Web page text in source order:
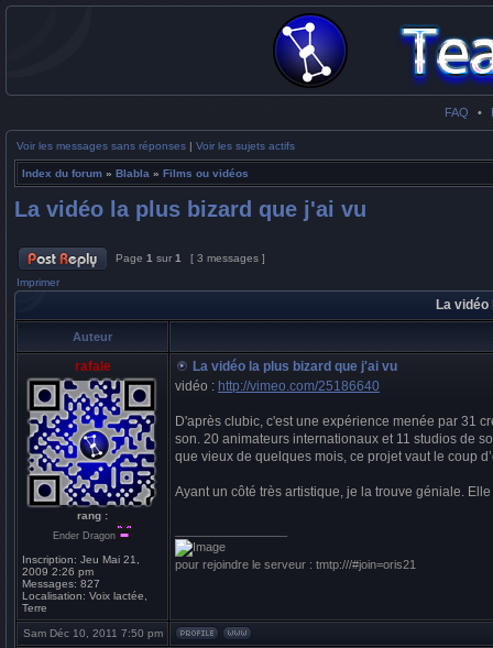
FAQ •
Voir les messages sans réponses | Voir les sujets actifs
Index du forum » Blabla » Films ou vidéos
La vidéo la plus bizard que j'ai vu
Page 1 sur 1
[ 3 messages ]
Imprimer
La
Auteur
rafale
rang :
Ender Dragon
Inscription: Jeu Mai 21,
2009 2:26 pm
Messages: 827
Localisation: Voix lactée,
Terre
La vidéo la plus bizard que j'ai vu
vidéo : http://vimeo.com/25186640
D'après clubic, c'est une expérience menée par 31
son. 20 animateurs internationaux et 11 studios de
que vieux de quelques mois, ce projet vaut le coup
Ayant un côté très artistique, je la trouve géniale.
pour rejoindre le serveur : tmtp:///#join=oris21
Sam Déc 10, 2011 7:50 pm